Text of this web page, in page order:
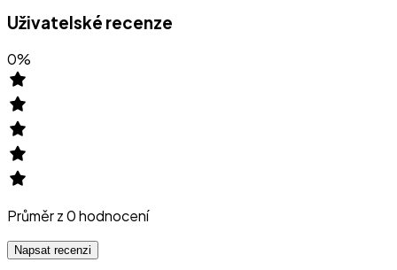
Uživatelské recenze
0%
Průměr z0hodnocení
Napsat recenzi